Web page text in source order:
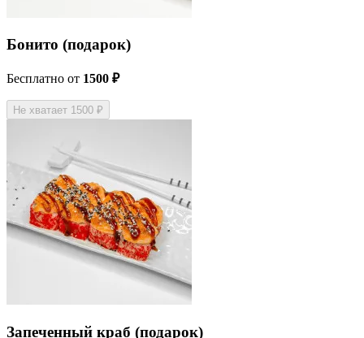
Бонито (подарок)
Бесплатно от 1500 ₽
Не хватает 1500 ₽
Запеченный краб (подарок)